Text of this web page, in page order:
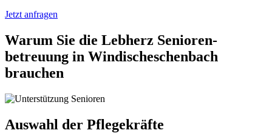
Jetzt anfragen
Warum Sie die Lebherz Senioren­
betreuung in Windischeschenbach
brauchen
Auswahl der Pflegekräfte